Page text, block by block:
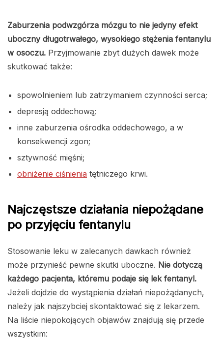
Zaburzenia podwzgórza mózgu to nie jedyny efekt
uboczny długotrwałego, wysokiego stężenia fentanylu
w osoczu. Przyjmowanie zbyt dużych dawek może
skutkować także:
spowolnieniem lub zatrzymaniem czynności serca;
depresją oddechową;
inne zaburzenia ośrodka oddechowego, a w
konsekwencji zgon;
sztywność mięśni;
obniżenie ciśnienia tętniczego krwi.
Najczęstsze działania niepożądane
po przyjęciu fentanylu
Stosowanie leku w zalecanych dawkach również
może przynieść pewne skutki uboczne. Nie dotyczą
każdego pacjenta, któremu podaje się lek fentanyl.
Jeżeli dojdzie do wystąpienia działań niepożądanych,
należy jak najszybciej skontaktować się z lekarzem.
Na liście niepokojących objawów znajdują się przede
wszystkim: